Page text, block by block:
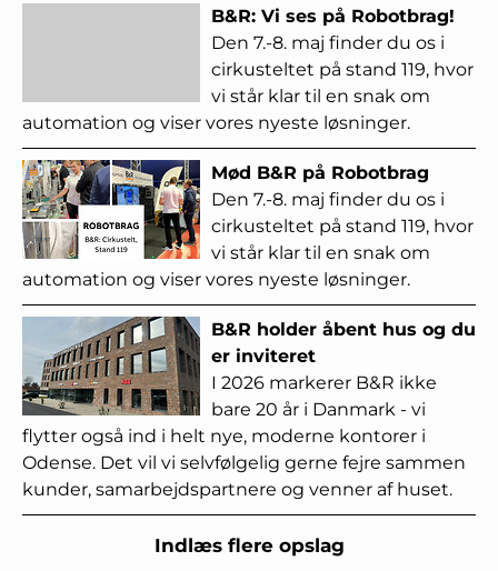
B&R: Vi ses på Robotbrag!
Den 7.-8. maj finder du os i
cirkusteltet på stand 119, hvor
vi står klar til en snak om
automation og viser vores nyeste løsninger.
Mød B&R på Robotbrag
Den 7.-8. maj finder du os i
cirkusteltet på stand 119, hvor
vi står klar til en snak om
automation og viser vores nyeste løsninger.
B&R holder åbent hus og du
er inviteret
I 2026 markerer B&R ikke
bare 20 år i Danmark - vi
flytter også ind i helt nye, moderne kontorer i
Odense. Det vil vi selvfølgelig gerne fejre sammen
kunder, samarbejdspartnere og venner af huset.
Indlæs flere opslag